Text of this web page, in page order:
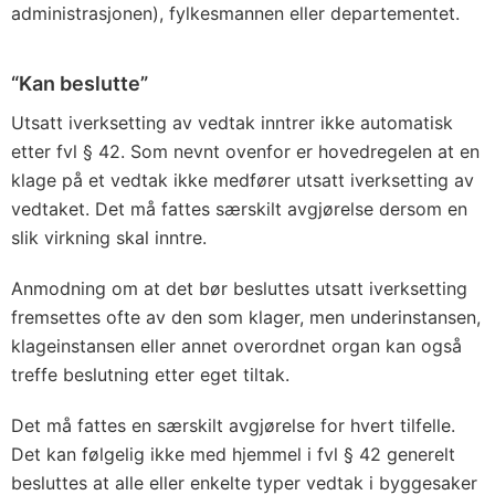
administrasjonen), fylkesmannen eller departementet.
“Kan beslutte”
Utsatt iverksetting av vedtak inntrer ikke automatisk
etter fvl § 42. Som nevnt ovenfor er hovedregelen at en
klage på et vedtak ikke medfører utsatt iverksetting av
vedtaket. Det må fattes særskilt avgjørelse dersom en
slik virkning skal inntre.
Anmodning om at det bør besluttes utsatt iverksetting
fremsettes ofte av den som klager, men underinstansen,
klageinstansen eller annet overordnet organ kan også
treffe beslutning etter eget tiltak.
Det må fattes en særskilt avgjørelse for hvert tilfelle.
Det kan følgelig ikke med hjemmel i fvl § 42 generelt
besluttes at alle eller enkelte typer vedtak i byggesaker